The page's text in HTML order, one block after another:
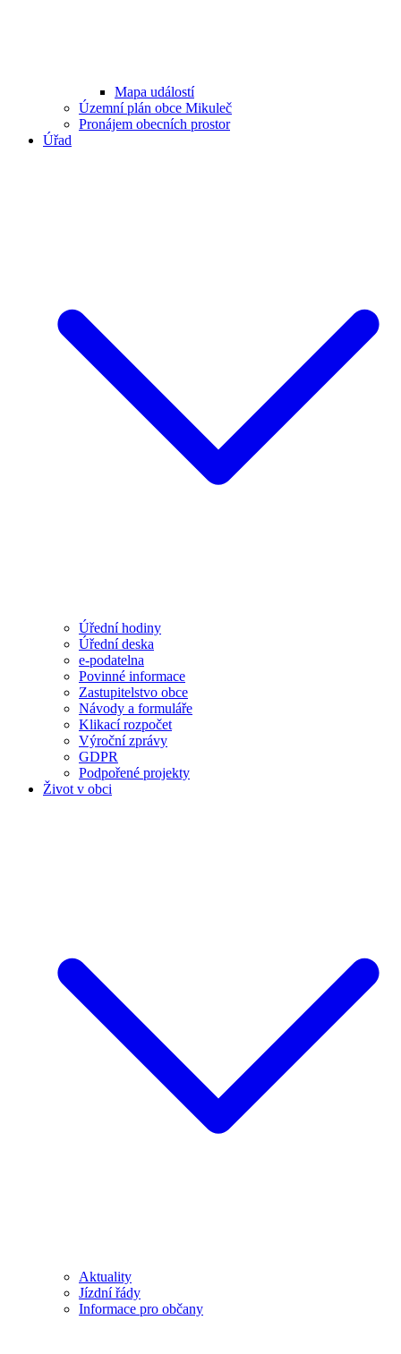
Mapa událostí
Územní plán obce Mikuleč
Pronájem obecních prostor
Úřad
Úřední hodiny
Úřední deska
e-podatelna
Povinné informace
Zastupitelstvo obce
Návody a formuláře
Klikací rozpočet
Výroční zprávy
GDPR
Podpořené projekty
Život v obci
Aktuality
Jízdní řády
Informace pro občany